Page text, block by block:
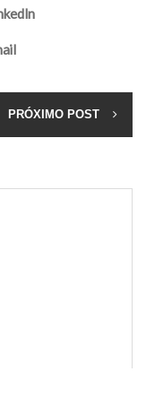
PRÓXIMO POST